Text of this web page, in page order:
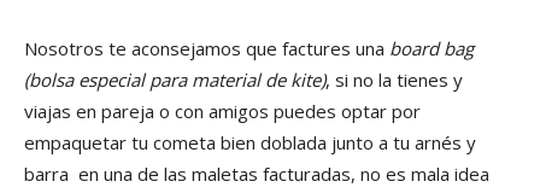
Nosotros te aconsejamos que factures una board bag
(bolsa especial para material de kite), si no la tienes y
viajas en pareja o con amigos puedes optar por
empaquetar tu cometa bien doblada junto a tu arnés y
barra en una de las maletas facturadas, no es mala idea